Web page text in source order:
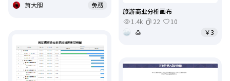
萧大胆
免费
旅游商业分析画布
1.4k
22
10
🍮
￥3